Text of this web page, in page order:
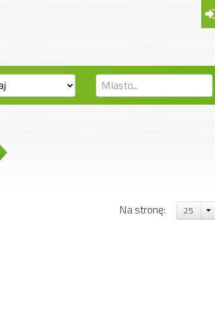
Na stronę: 25